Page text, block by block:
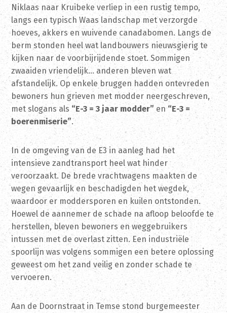
Niklaas naar Kruibeke verliep in een rustig tempo,
langs een typisch Waas landschap met verzorgde
hoeves, akkers en wuivende canadabomen. Langs de
berm stonden heel wat landbouwers nieuwsgierig te
kijken naar de voorbijrijdende stoet. Sommigen
zwaaiden vriendelijk… anderen bleven wat
afstandelijk. Op enkele bruggen hadden ontevreden
bewoners hun grieven met modder neergeschreven,
met slogans als “E-3 = 3 jaar modder” en “E-3 =
boerenmiserie”.
In de omgeving van de E3 in aanleg had het
intensieve zandtransport heel wat hinder
veroorzaakt. De brede vrachtwagens maakten de
wegen gevaarlijk en beschadigden het wegdek,
waardoor er moddersporen en kuilen ontstonden.
Hoewel de aannemer de schade na afloop beloofde te
herstellen, bleven bewoners en weggebruikers
intussen met de overlast zitten. Een industriële
spoorlijn was volgens sommigen een betere oplossing
geweest om het zand veilig en zonder schade te
vervoeren.
Aan de Doornstraat in Temse stond burgemeester